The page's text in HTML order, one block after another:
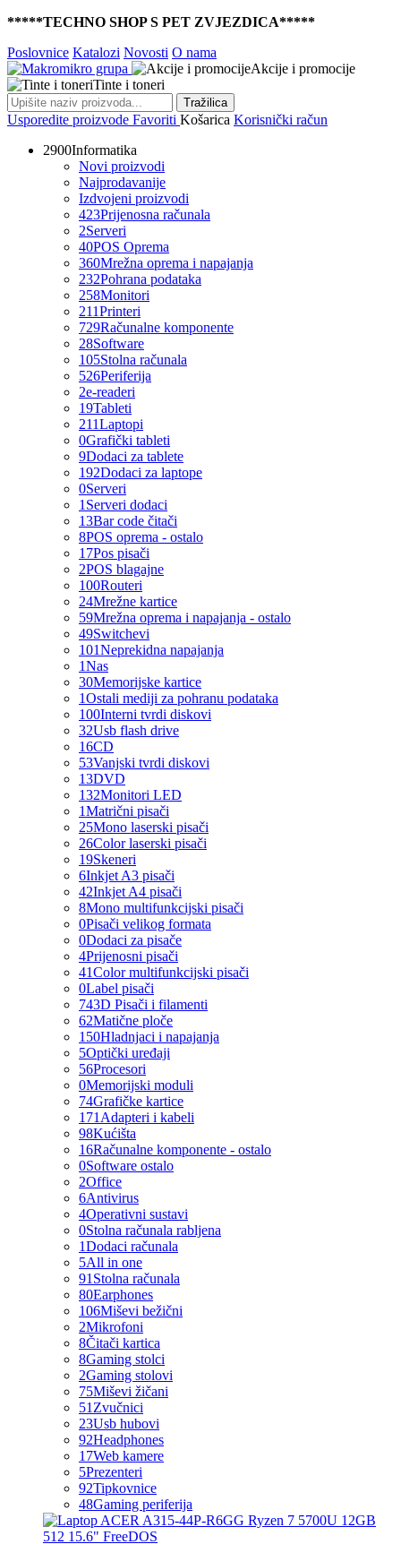
*****TECHNO SHOP S PET ZVJEZDICA*****
Poslovnice Katalozi Novosti O nama
Akcije i promocije
Tinte i toneri
Tražilica
Usporedite proizvode Favoriti Košarica Korisnički račun
2900Informatika
Novi proizvodi
Najprodavanije
Izdvojeni proizvodi
423Prijenosna računala
2Serveri
40POS Oprema
360Mrežna oprema i napajanja
232Pohrana podataka
258Monitori
211Printeri
729Računalne komponente
28Software
105Stolna računala
526Periferija
2e-readeri
19Tableti
211Laptopi
0Grafički tableti
9Dodaci za tablete
192Dodaci za laptope
0Serveri
1 Serveri dodaci
13Bar code čitači
8POS oprema - ostalo
17Pos pisači
2POS blagajne
100Routeri
24Mrežne kartice
59Mrežna oprema i napajanja - ostalo
49Switchevi
101Neprekidna napajanja
1Nas
30Memorijske kartice
1Ostali mediji za pohranu podataka
100Interni tvrdi diskovi
32Usb flash drive
16CD
53Vanjski tvrdi diskovi
13DVD
132Monitori LED
1Matrični pisači
25Mono laserski pisači
26Color laserski pisači
19Skeneri
6Inkjet A3 pisači
42Inkjet A4 pisači
8Mono multifunkcijski pisači
0Pisači velikog formata
0Dodaci za pisače
4Prijenosni pisači
41Color multifunkcijski pisači
0Label pisači
743D Pisači i filamenti
62Matične ploče
150Hladnjaci i napajanja
5Optički uređaji
56Procesori
0Memorijski moduli
74Grafičke kartice
171 Adapteri i kabeli
98Kućišta
16Računalne komponente - ostalo
0Software ostalo
2Office
6Antivirus
4Operativni sustavi
0Stolna računala rabljena
1Dodaci računala
5All in one
91 Stolna računala
80Earphones
106Miševi bežični
2Mikrofoni
8Čitači kartica
8Gaming stolci
2Gaming stolovi
75Miševi žičani
51 Zvučnici
23Usb hubovi
92Headphones
17Web kamere
5Prezenteri
92Tipkovnice
48Gaming periferija